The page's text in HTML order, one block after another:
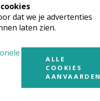
Eucharistie
Eucharistie
dat we je advertenties
laten zien.
ALLE
COOKIES
AANVAARDEN